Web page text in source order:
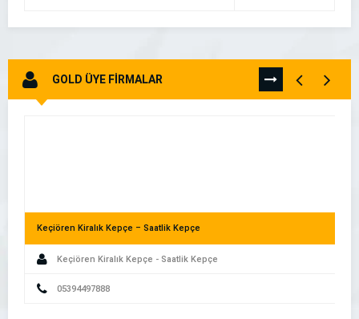
Akıllı Telefon Kullanıcıları İşletmenizi Nasıl Buluyor?
GOLD ÜYE FİRMALAR TÜMÜNÜ
GÖR
Keçiören Kiralık Kepçe – Saatlik Kepçe
Keçiören Kiralık Kepçe - Saatlik Kepçe
05394497888